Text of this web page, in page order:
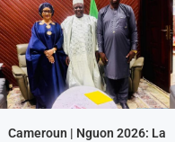
Cameroun | Nguon 2026: La